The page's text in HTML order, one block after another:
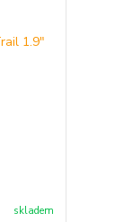
skladem